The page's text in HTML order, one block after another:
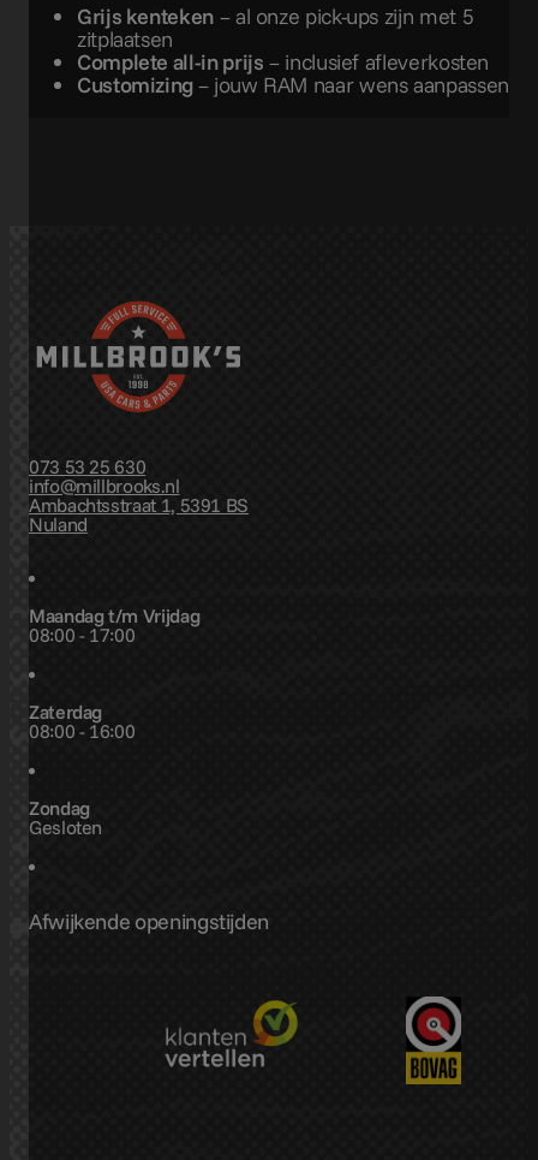
Grijs kenteken– al onze pick-ups zijn met 5
zitplaatsen
Complete all-in prijs – inclusief afleverkosten
Customizing– jouw RAM naar wens aanpassen
073 53 25 630
info@millbrooks.nl
Ambachtsstraat 1, 5391 BS
Nuland
Maandag t/m Vrijdag
08:00 - 17:00
Zaterdag
08:00 - 16:00
Zondag
Gesloten
Afwijkende openingstijden